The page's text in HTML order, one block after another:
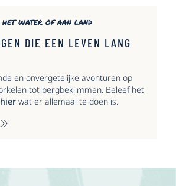
het water of aan land
DIE EEN LEVEN LANG
en onvergetelijke avonturen op
tot bergbeklimmen. Beleef het
hier wat er allemaal te doen is.